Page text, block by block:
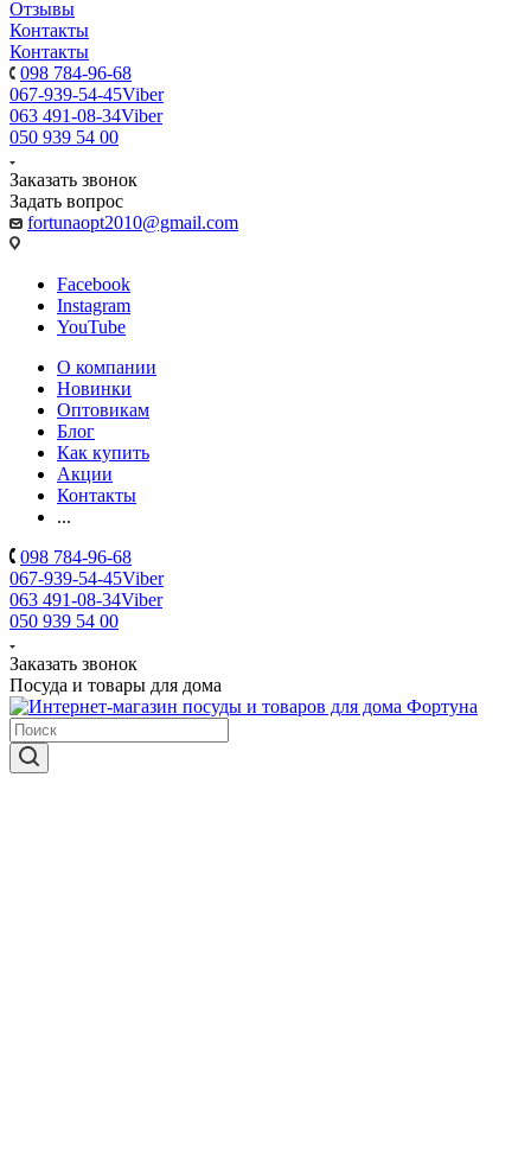
Отзывы
Контакты
Контакты
098 784-96-68
067-939-54-45Viber
063 491-08-34Viber
050 939 54 00
Заказать звонок
Задать вопрос
fortunaopt2010@gmail.com
Facebook
Instagram
YouTube
О компании
Новинки
Оптовикам
Блог
Как купить
Акции
Контакты
...
098 784-96-68
067-939-54-45Viber
063 491-08-34Viber
050 939 54 00
Заказать звонок
Посуда и товары для дома